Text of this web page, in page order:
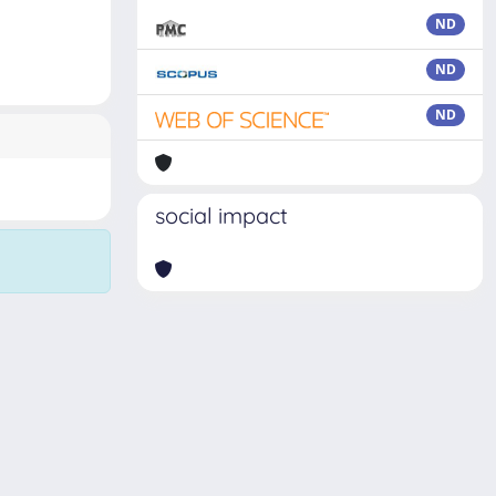
ND
ND
ND
social impact